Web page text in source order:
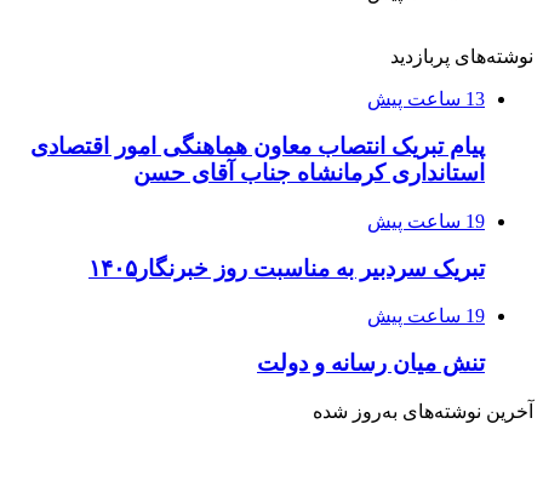
نوشته‌های پربازدید
13 ساعت پیش
پیام تبریک انتصاب معاون هماهنگی امور اقتصادی
استانداری کرمانشاه جناب آقای حسن
19 ساعت پیش
تبریک سردبیر به مناسبت روز خبرنگار۱۴۰۵
19 ساعت پیش
تنش میان رسانه و دولت
آخرین نوشته‌های‌ به‌روز شده